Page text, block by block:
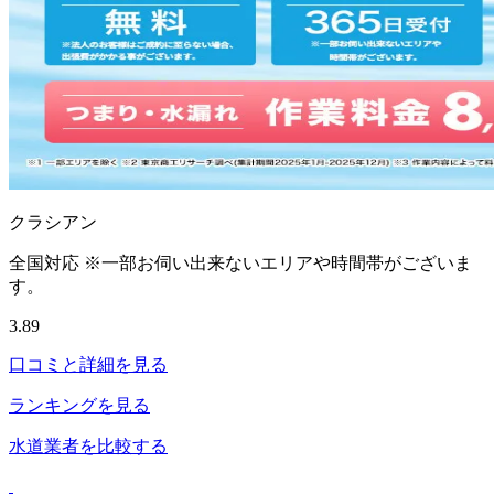
クラシアン
全国対応 ※一部お伺い出来ないエリアや時間帯がございま
す。
3.89
口コミと詳細を見る
ランキングを見る
水道業者を比較する